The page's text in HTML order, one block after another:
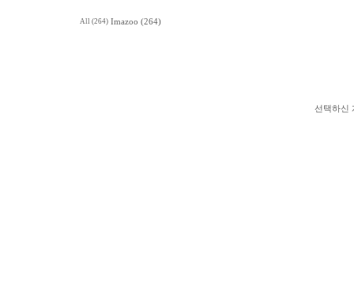
All (264) Imazoo (264)
선택하신